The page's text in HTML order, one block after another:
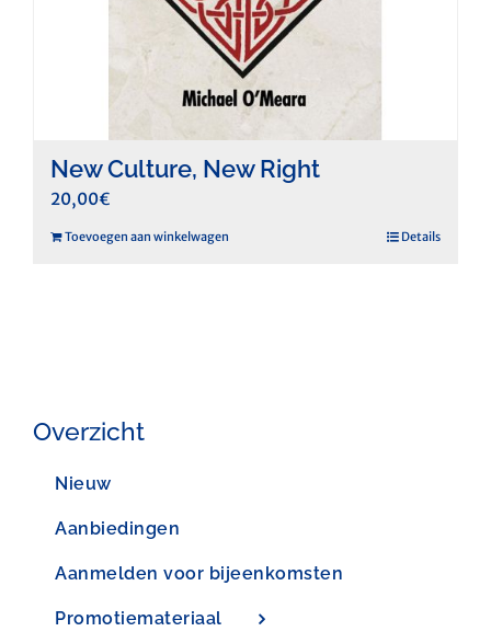
New Culture, New Right
20,00€
Toevoegen aan winkelwagen Details
Overzicht
Nieuw
Aanbiedingen
Aanmelden voor bijeenkomsten
Promotiemateriaal